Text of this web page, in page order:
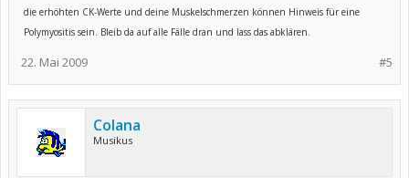
die erhöhten CK-Werte und deine Muskelschmerzen können Hinweis für eine
Polymyositis sein. Bleib da auf alle Fälle dran und lass das abklären.
#5
22. Mai 2009
Colana
Musikus